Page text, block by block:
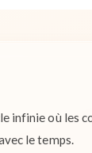
infinie où les
le temps.